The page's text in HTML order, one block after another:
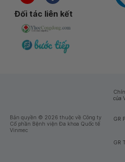
Đối tác liên kết
Bản quyền © 2026 thuộc về Công ty
Cổ phần Bệnh viện Đa khoa Quốc tế
Vinmec
của
GR
GR